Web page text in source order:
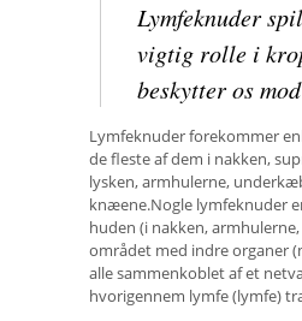
Lymfeknuder
vigtig rolle i
beskytter os
Lymfeknuder forekommer
de fleste af dem i nakken,
lysken, armhulerne,
knæene.Nogle lymfeknuder
huden (i nakken,
området med indre organer
alle sammenkoblet af et
hvorigennem lymfe (lymfe)